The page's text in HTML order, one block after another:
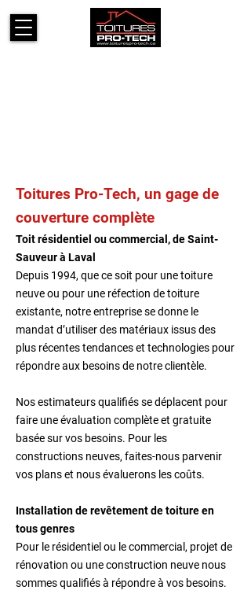
Toitures Pro-Tech, un gage de
couverture complète
Toit résidentiel ou commercial, de Saint-
Sauveur à Laval
Depuis 1994, que ce soit pour une toiture
neuve ou pour une réfection de toiture
existante, notre entreprise se donne le
mandat d’utiliser des matériaux issus des
plus récentes tendances et technologies pour
répondre aux besoins de notre clientèle.
Nos estimateurs qualifiés se déplacent pour
faire une évaluation complète et gratuite
basée sur vos besoins. Pour les
constructions neuves, faites-nous parvenir
vos plans et nous évaluerons les coûts.
Installation de revêtement de toiture en
tous genres
Pour le résidentiel ou le commercial, projet de
rénovation ou une construction neuve nous
sommes qualifiés à répondre à vos besoins.